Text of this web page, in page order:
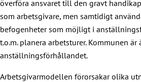
överföra ansvaret till den gravt
som arbetsgivare, men samtidigt
befogenheter som möjligt i
t.o.m. planera arbetsturer. Kommunen
anställningsförhållandet.
Arbetsgivarmodellen förorsakar olika